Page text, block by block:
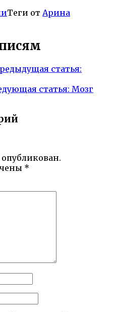
Теги от Арина
статья:
статья: Мозг
*